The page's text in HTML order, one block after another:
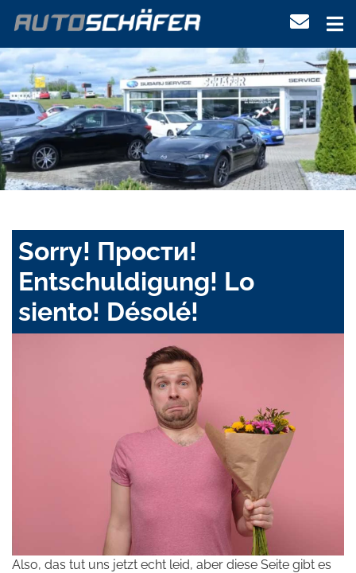
Sorry! Прости!
Entschuldigung! Lo
siento! Désolé!
Also, das tut uns jetzt echt leid, aber diese Seite gibt es